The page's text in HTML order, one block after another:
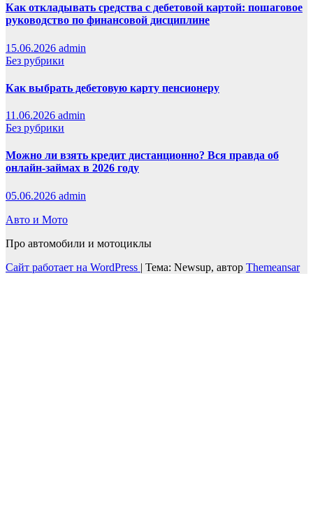
Как откладывать средства с дебетовой картой: пошаговое
руководство по финансовой дисциплине
15.06.2026 admin
Без рубрики
Как выбрать дебетовую карту пенсионеру
11.06.2026 admin
Без рубрики
Можно ли взять кредит дистанционно? Вся правда об
онлайн-займах в 2026 году
05.06.2026 admin
Авто и Мото
Про автомобили и мотоциклы
Сайт работает на WordPress | Тема: Newsup, автор Themeansar